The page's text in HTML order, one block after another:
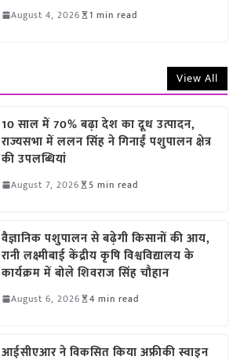
August 4, 2026 1 min read
View All
10 साल में 70% बढ़ा देश का दूध उत्पादन,
राज्यसभा में ललन सिंह ने गिनाईं पशुपालन क्षेत्र
की उपलब्धियां
August 7, 2026 5 min read
वैज्ञानिक पशुपालन से बढ़ेगी किसानों की आय,
रानी लक्ष्मीबाई केंद्रीय कृषि विश्वविद्यालय के
कार्यक्रम में बोले शिवराज सिंह चौहान
August 6, 2026 4 min read
आईसीएआर ने विकसित किया अफ्रीकी स्वाइन